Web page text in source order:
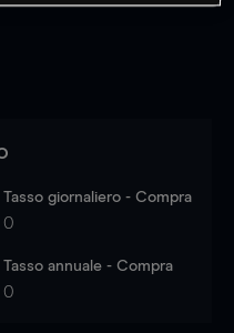
Tasso giornaliero - Compra
0
Tasso annuale - Compra
0